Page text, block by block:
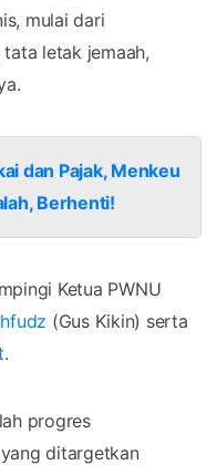
mulai dari
letak jemaah,
dan Pajak, Menkeu
Berhenti!
Ketua PWNU
(Gus Kikin) serta
.
progres
ditargetkan